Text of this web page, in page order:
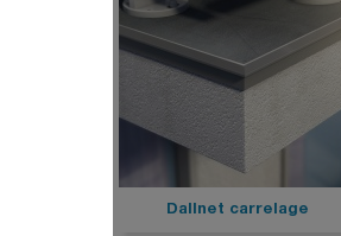
Dallnet carrelage